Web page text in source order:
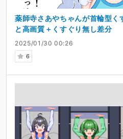
2025/01/30 00:26
6
薬師寺さあやちゃんが首輪型く
と高画質＋くすぐり無し差分